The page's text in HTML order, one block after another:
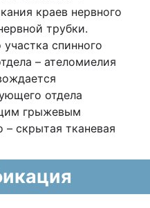
краев нервного
трубки.
спинного
– ателомиелия
отдела
грыжевым
– скрытая тканевая